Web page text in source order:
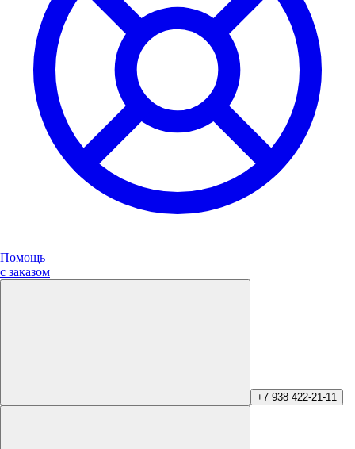
Помощь
с заказом
+7 938 422-21-11